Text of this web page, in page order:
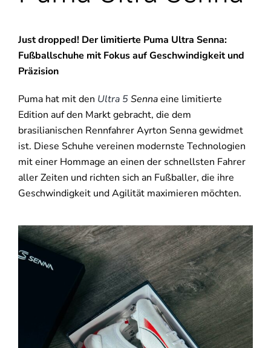
Just dropped! Der limitierte Puma Ultra Senna:
Fußballschuhe mit Fokus auf Geschwindigkeit und
Präzision
Puma hat mit den Ultra 5Sennaeine limitierte
Edition auf den Markt gebracht, die dem
brasilianischen Rennfahrer Ayrton Senna gewidmet
ist. Diese Schuhe vereinen modernste Technologien
mit einer Hommage an einen der schnellsten Fahrer
aller Zeiten und richten sich an Fußballer, die ihre
Geschwindigkeit und Agilität maximieren möchten.